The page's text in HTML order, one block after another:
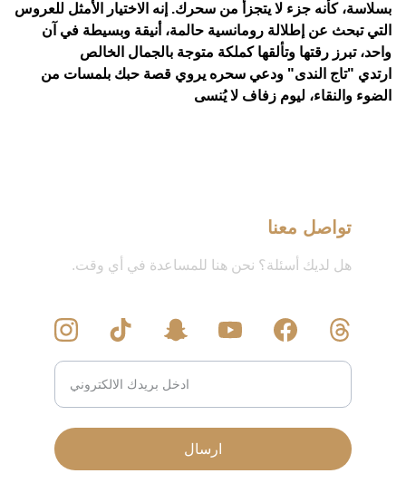
بسلاسة، كأنه جزء لا يتجزأ من سحرك. إنه الاختيار الأمثل للعروس
التي تبحث عن إطلالة رومانسية حالمة، أنيقة وبسيطة في آن
واحد، تبرز رقتها وتألقها كملكة متوجة بالجمال الخالص
​ارتدي "تاج الندى" ودعي سحره يروي قصة حبك بلمسات من
الضوء والنقاء، ليوم زفاف لا يُنسى
تواصل معنا
هل لديك أسئلة؟ نحن هنا للمساعدة في أي وقت.
ارسال